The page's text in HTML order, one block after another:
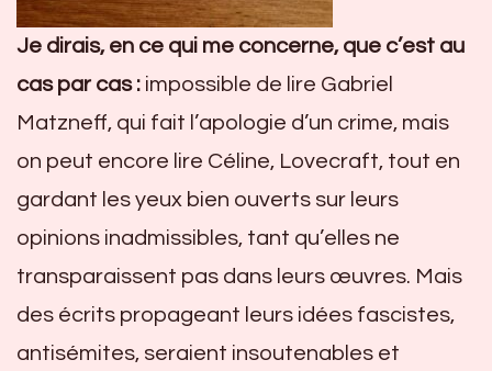
Je dirais, en ce qui me concerne, que c’est au
cas par cas : impossible de lire Gabriel
Matzneff, qui fait l’apologie d’un crime, mais
on peut encore lire Céline, Lovecraft, tout en
gardant les yeux bien ouverts sur leurs
opinions inadmissibles, tant qu’elles ne
transparaissent pas dans leurs œuvres. Mais
des écrits propageant leurs idées fascistes,
antisémites, seraient insoutenables et